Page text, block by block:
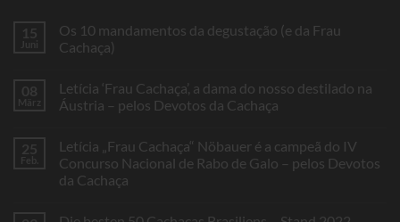
15
Juni
Os 10 mandamentos da degustação (e da Frau
Cachaça)
Os
10
degustação
(e
da
Frau
08
März
Letícia ‘Frau Cachaça’, a dama do nosso destilado na
Áustria – pelos Devotos da Cachaça
Letícia
‘Frau
Cachaça’,
do
25
Feb.
Letícia „Frau Cachaça“ Nöbauer é a campeã do IV
Concurso Nacional de Rabo de Galo – pelos Devotos
da Cachaça